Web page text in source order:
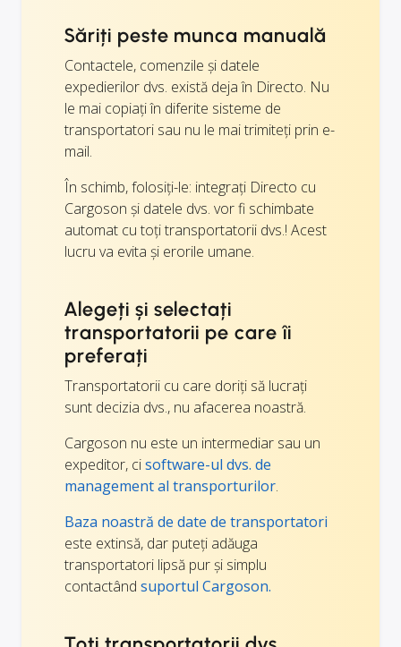
Săriți peste munca manuală
Contactele, comenzile și datele
expedierilor dvs. există deja în Directo. Nu
le mai copiați în diferite sisteme de
transportatori sau nu le mai trimiteți prin e-
mail.
În schimb, folosiți-le: integrați Directo cu
Cargoson și datele dvs. vor fi schimbate
automat cu toți transportatorii dvs.! Acest
lucru va evita și erorile umane.
Alegeți și selectați
transportatorii pe care îi
preferați
Transportatorii cu care doriți să lucrați
sunt decizia dvs., nu afacerea noastră.
Cargoson nu este un intermediar sau un
expeditor, cisoftware-ul dvs. de
management al transporturilor.
Baza noastră de date de transportatori
este extinsă, dar puteți adăuga
transportatori lipsă pur și simplu
contactând suportul Cargoson.